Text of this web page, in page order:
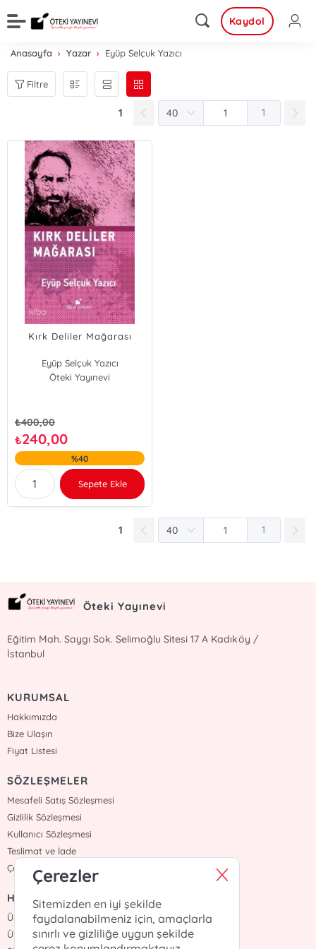
Kaydol
Anasayfa Yazar Eyüp Selçuk Yazıcı
Filtre
1 1
Kırk Deliler Mağarası
Eyüp Selçuk Yazıcı
Öteki Yayınevi
₺400,00
₺240,00
%40
Sepete Ekle
1 1
Öteki Yayınevi
Eğitim Mah. Saygı Sok. Selimoğlu Sitesi 17 A Kadıköy /
İstanbul
KURUMSAL
Hakkımızda
Bize Ulaşın
Fiyat Listesi
SÖZLEŞMELER
Mesafeli Satış Sözleşmesi
Gizlilik Sözleşmesi
Kullanıcı Sözleşmesi
Teslimat ve İade
Çerez Politikasi
HIZLI ERİŞİM
Üye Ol
Üye Giriş
Çerezler
Sitemizden en iyi şekilde
faydalanabilmeniz için, amaçlarla
sınırlı ve gizliliğe uygun şekilde